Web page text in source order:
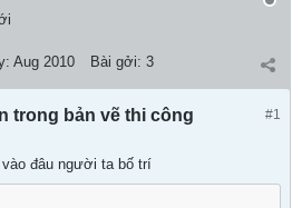
Aug 2010 Bài gởi: 3
#1
trong bản vẽ thi công
đâu người ta bố trí